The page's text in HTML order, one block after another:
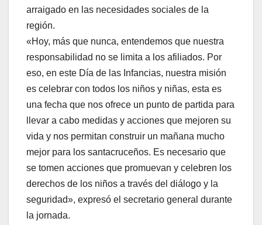
arraigado en las necesidades sociales de la
región.
«Hoy, más que nunca, entendemos que nuestra
responsabilidad no se limita a los afiliados. Por
eso, en este Día de las Infancias, nuestra misión
es celebrar con todos los niños y niñas, esta es
una fecha que nos ofrece un punto de partida para
llevar a cabo medidas y acciones que mejoren su
vida y nos permitan construir un mañana mucho
mejor para los santacruceños. Es necesario que
se tomen acciones que promuevan y celebren los
derechos de los niños a través del diálogo y la
seguridad», expresó el secretario general durante
la jornada.